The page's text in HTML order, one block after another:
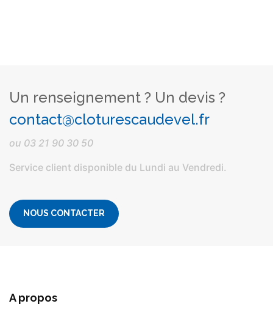
Un renseignement ? Un devis ?
contact@cloturescaudevel.fr
ou 03 21 90 30 50
Service client disponible du Lundi au Vendredi.
NOUS CONTACTER
A propos